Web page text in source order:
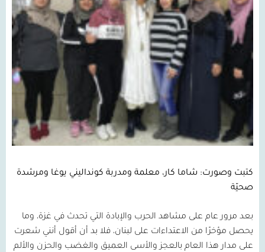
كتبت وصورت: شاما كار، معلمة ومدربة كونداليني يوغا ومرشدة
صحيّة
بعد مرور عام على مشاهد الحرب والإبادة التي تحدث في غزة، وما
يحصل مؤخرًا من الاعتداءات على لبنان، فلا بد أن أقول أنني شعرت
على مدار هذا العام بالعجز والأسى العميق والغضب والحزن والألم